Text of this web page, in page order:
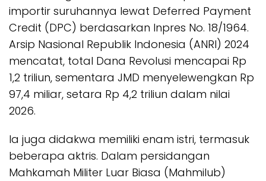
importir suruhannya lewat Deferred Payment
Credit (DPC) berdasarkan Inpres No. 18/1964.
Arsip Nasional Republik Indonesia (ANRI) 2024
mencatat, total Dana Revolusi mencapai Rp
1,2 triliun, sementara JMD menyelewengkan Rp
97,4 miliar, setara Rp 4,2 triliun dalam nilai
2026.
Ia juga didakwa memiliki enam istri, termasuk
beberapa aktris. Dalam persidangan
Mahkamah Militer Luar Biasa (Mahmilub)